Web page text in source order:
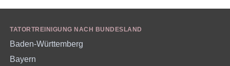
TATORTREINIGUNG NACH BUNDESLAND
Baden-Württemberg
Bayern